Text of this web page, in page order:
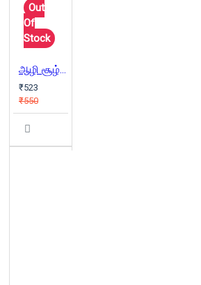
Out
Of
Stock
ஆழி சூழ் உலகு
₹523
₹550